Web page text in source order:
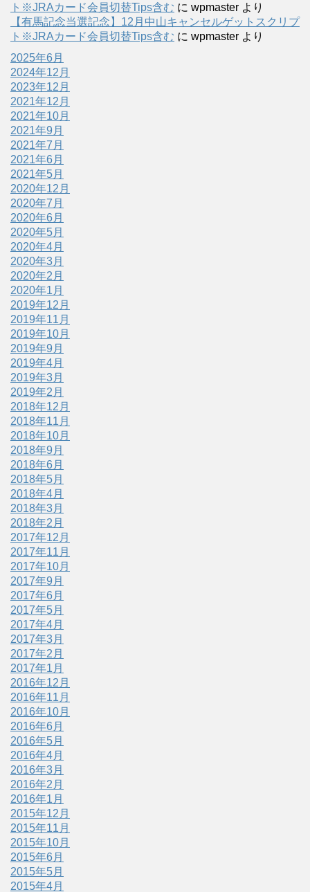
ト※JRAカード会員切替Tips含む に wpmaster より
【有馬記念当選記念】12月中山キャンセルゲットスクリプ
ト※JRAカード会員切替Tips含む に wpmaster より
2025年6月
2024年12月
2023年12月
2021年12月
2021年10月
2021年9月
2021年7月
2021年6月
2021年5月
2020年12月
2020年7月
2020年6月
2020年5月
2020年4月
2020年3月
2020年2月
2020年1月
2019年12月
2019年11月
2019年10月
2019年9月
2019年4月
2019年3月
2019年2月
2018年12月
2018年11月
2018年10月
2018年9月
2018年6月
2018年5月
2018年4月
2018年3月
2018年2月
2017年12月
2017年11月
2017年10月
2017年9月
2017年6月
2017年5月
2017年4月
2017年3月
2017年2月
2017年1月
2016年12月
2016年11月
2016年10月
2016年6月
2016年5月
2016年4月
2016年3月
2016年2月
2016年1月
2015年12月
2015年11月
2015年10月
2015年6月
2015年5月
2015年4月